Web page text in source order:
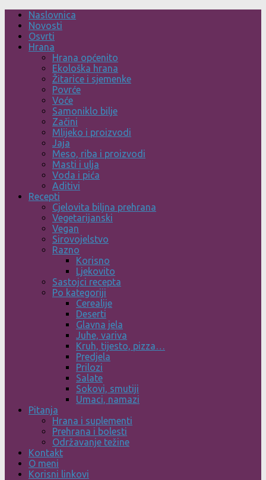
Skip
content
Naslovnica
Novosti
Osvrti
Hrana
Hrana općenito
Ekološka hrana
Žitarice i sjemenke
Povrće
Voće
Samoniklo bilje
Začini
Mlijeko i proizvodi
Jaja
Meso, riba i proizvodi
Masti i ulja
Voda i pića
Aditivi
Recepti
Cjelovita biljna prehrana
Vegetarijanski
Vegan
Sirovojelstvo
Razno
Korisno
Ljekovito
Sastojci recepta
Po kategoriji
Cerealije
Deserti
Glavna jela
Juhe, variva
Kruh, tijesto, pizza…
Predjela
Prilozi
Salate
Sokovi, smutiji
Umaci, namazi
Pitanja
Hrana i suplementi
Prehrana i bolesti
Održavanje težine
Kontakt
O meni
Korisni linkovi